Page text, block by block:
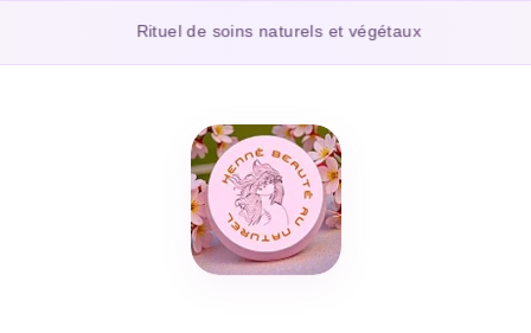
Rituel de soins naturels et végétaux